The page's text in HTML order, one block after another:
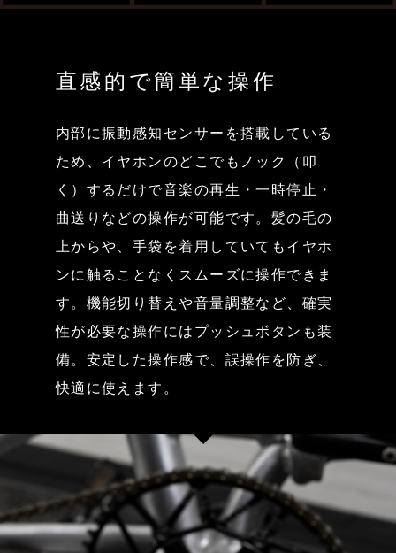
直感的で簡単な操作
内部に振動感知センサーを搭載している
ため、イヤホンのどこでもノック（叩
く）するだけで音楽の再生・一時停止・
曲送りなどの操作が可能です。髪の毛の
上からや、手袋を着用していてもイヤホ
ンに触ることなくスムーズに操作できま
す。機能切り替えや音量調整など、確実
性が必要な操作にはプッシュボタンも装
備。安定した操作感で、誤操作を防ぎ、
快適に使えます。